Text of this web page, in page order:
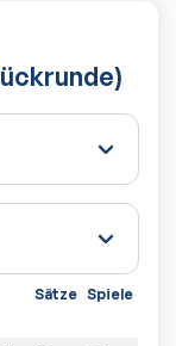
Sätze Spiele